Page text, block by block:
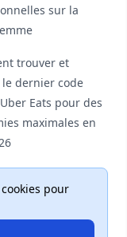
pour
sur la
trouver et
dernier code
Eats pour des
maximales en